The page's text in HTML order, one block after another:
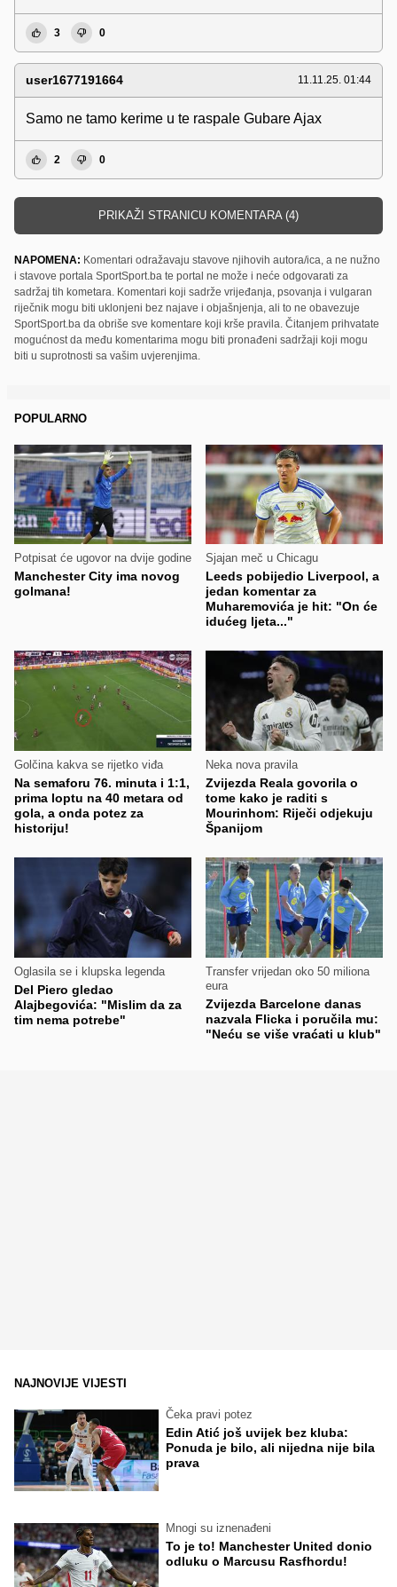
3 0
user1677191664 11.11.25. 01:44
Samo ne tamo kerime u te raspale Gubare Ajax
2 0
PRIKAŽI STRANICU KOMENTARA (4)
NAPOMENA: Komentari odražavaju stavove njihovih autora/ica, a ne nužno
i stavove portala SportSport.ba te portal ne može i neće odgovarati za
sadržaj tih kometara. Komentari koji sadrže vrijeđanja, psovanja i vulgaran
riječnik mogu biti uklonjeni bez najave i objašnjenja, ali to ne obavezuje
SportSport.ba da obriše sve komentare koji krše pravila. Čitanjem prihvatate
mogućnost da među komentarima mogu biti pronađeni sadržaji koji mogu
biti u suprotnosti sa vašim uvjerenjima.
POPULARNO
Potpisat će ugovor na dvije godine
Manchester City ima novog
golmana!
Sjajan meč u Chicagu
Leeds pobijedio Liverpool, a
jedan komentar za
Muharemovića je hit: "On će
idućeg ljeta..."
Golčina kakva se rijetko viđa
Na semaforu 76. minuta i 1:1,
prima loptu na 40 metara od
gola, a onda potez za
historiju!
Neka nova pravila
Zvijezda Reala govorila o
tome kako je raditi s
Mourinhom: Riječi odjekuju
Španijom
Oglasila se i klupska legenda
Del Piero gledao
Alajbegovića: "Mislim da za
tim nema potrebe"
Transfer vrijedan oko 50 miliona
eura
Zvijezda Barcelone danas
nazvala Flicka i poručila mu:
"Neću se više vraćati u klub"
NAJNOVIJE VIJESTI
Čeka pravi potez
Edin Atić još uvijek bez kluba:
Ponuda je bilo, ali nijedna nije bila
prava
Mnogi su iznenađeni
To je to! Manchester United donio
odluku o Marcusu Rasfhordu!